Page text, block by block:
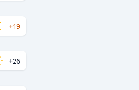
+19
+26